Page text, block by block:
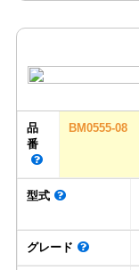
品
番
BM0555-08
型式
グレード